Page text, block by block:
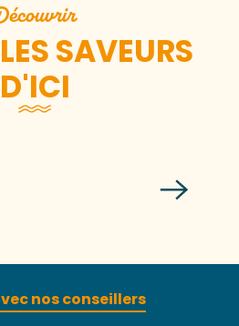
SAVEURS
D'ICI
nos conseillers